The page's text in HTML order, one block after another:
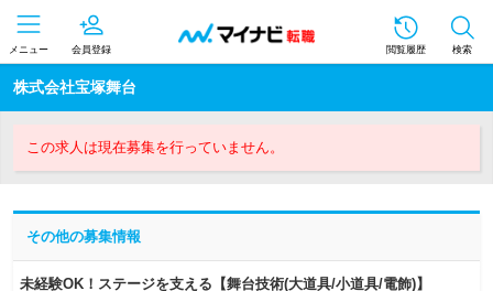
メニュー 会員登録 閲覧履歴 検索
株式会社宝塚舞台
この求人は現在募集を行っていません。
その他の募集情報
未経験OK！ステージを支える【舞台技術(大道具/小道具/電飾)】